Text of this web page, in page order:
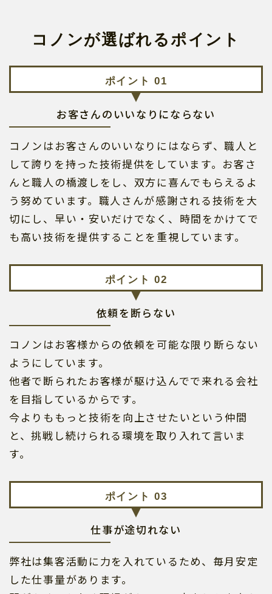
コノンが選ばれるポイント
お客さんのいいなりにならない
コノンはお客さんのいいなりにはならず、職人と
して誇りを持った技術提供をしています。お客さ
んと職人の橋渡しをし、双方に喜んでもらえるよ
う努めています。職人さんが感謝される技術を大
切にし、早い・安いだけでなく、時間をかけてで
も高い技術を提供することを重視しています。
依頼を断らない
コノンはお客様からの依頼を可能な限り断らない
ようにしています。
他者で断られたお客様が駆け込んでで来れる会社
を目指しているからです。
今よりももっと技術を向上させたいという仲間
と、挑戦し続けられる環境を取り入れて言いま
す。
仕事が途切れない
弊社は集客活動に力を入れているため、毎月安定
した仕事量があります。